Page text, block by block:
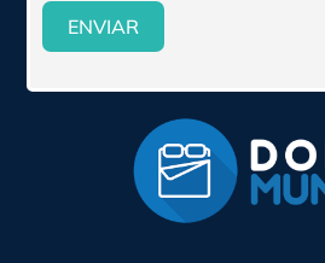
ENVIAR